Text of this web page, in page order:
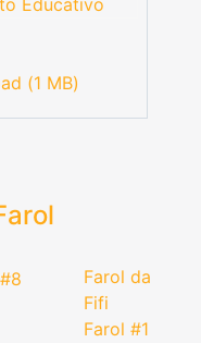
(1 MB)
Farol da
Fifi
Farol #1